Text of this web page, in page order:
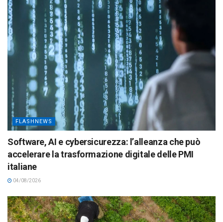
FLASHNEWS
Software, AI e cybersicurezza: l’alleanza che può
accelerare la trasformazione digitale delle PMI
italiane
04/08/2026